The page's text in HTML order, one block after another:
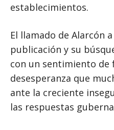
establecimientos.
El llamado de Alarcón
publicación y su
con un sentimiento de
desesperanza que
ante la creciente
las respuestas